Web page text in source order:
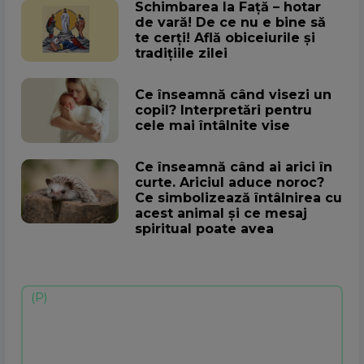
Schimbarea la Față – hotar
de vară! De ce nu e bine să
te cerți! Află obiceiurile și
tradițiile zilei
Ce înseamnă când visezi un
copil? Interpretări pentru
cele mai întâlnite vise
Ce înseamnă când ai arici în
curte. Ariciul aduce noroc?
Ce simbolizează întâlnirea cu
acest animal și ce mesaj
spiritual poate avea